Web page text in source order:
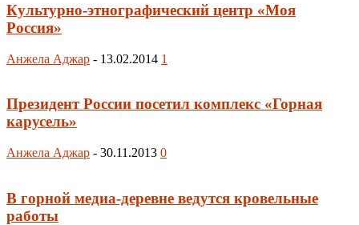
Культурно-этнографический центр «Моя
Россия»
Анжела Аджар - 13.02.2014 1
Президент России посетил комплекс «Горная
карусель»
Анжела Аджар - 30.11.2013 0
В горной медиа-деревне ведутся кровельные
работы